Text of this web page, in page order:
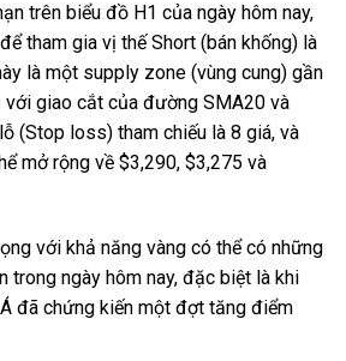
trên biểu đồ H1 của ngày hôm nay,
tham gia vị thế Short (bán khống) là
là một supply zone (vùng cung) gần
giao cắt của đường SMA20 và
(Stop loss) tham chiếu là 8 giá, và
mở rộng về $3,290, $3,275 và
với khả năng vàng có thể có những
trong ngày hôm nay, đặc biệt là khi
đã chứng kiến một đợt tăng điểm